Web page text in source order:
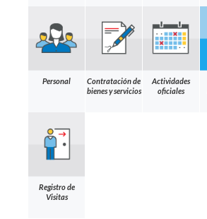
Personal
Contratación de
bienes y servicios
Actividades
oficiales
Registro de
Visitas